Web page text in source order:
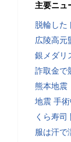
主要ニュ
脱輪した
広陵高元
銀メダリ
詐取金で
熊本地震
地震 手
くら寿司
服は汗で